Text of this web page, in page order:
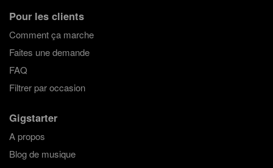
Pour les clients
Comment ça marche
Faites une demande
FAQ
Filtrer par occasion
Gigstarter
A propos
Blog de musique